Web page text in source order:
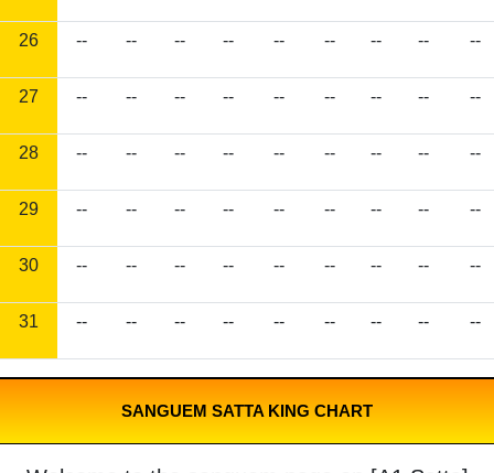
26 -- -- -- -- -- -- -- -- --
27 -- -- -- -- -- -- -- -- --
28 -- -- -- -- -- -- -- -- --
29 -- -- -- -- -- -- -- -- --
30 -- -- -- -- -- -- -- -- --
31 -- -- -- -- -- -- -- -- --
SANGUEM SATTA KING CHART